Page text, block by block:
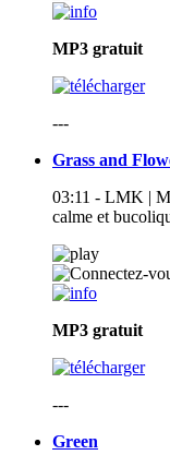
MP3 gratuit
---
Grass and
03:11 - LMK |
calme et
MP3 gratuit
---
Green